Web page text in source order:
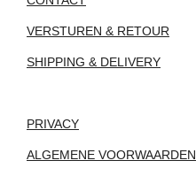
VERSTUREN & RETOUR
SHIPPING & DELIVERY
PRIVACY
ALGEMENE VOORWAARDEN